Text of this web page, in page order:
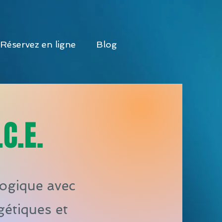
Réservez en ligne Blog
avec
et